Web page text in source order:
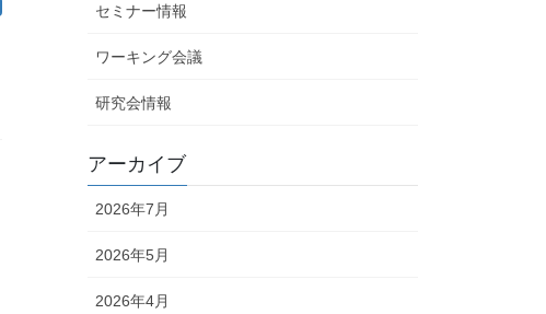
セミナー情報
ワーキング会議
研究会情報
アーカイブ
2026年7月
2026年5月
2026年4月